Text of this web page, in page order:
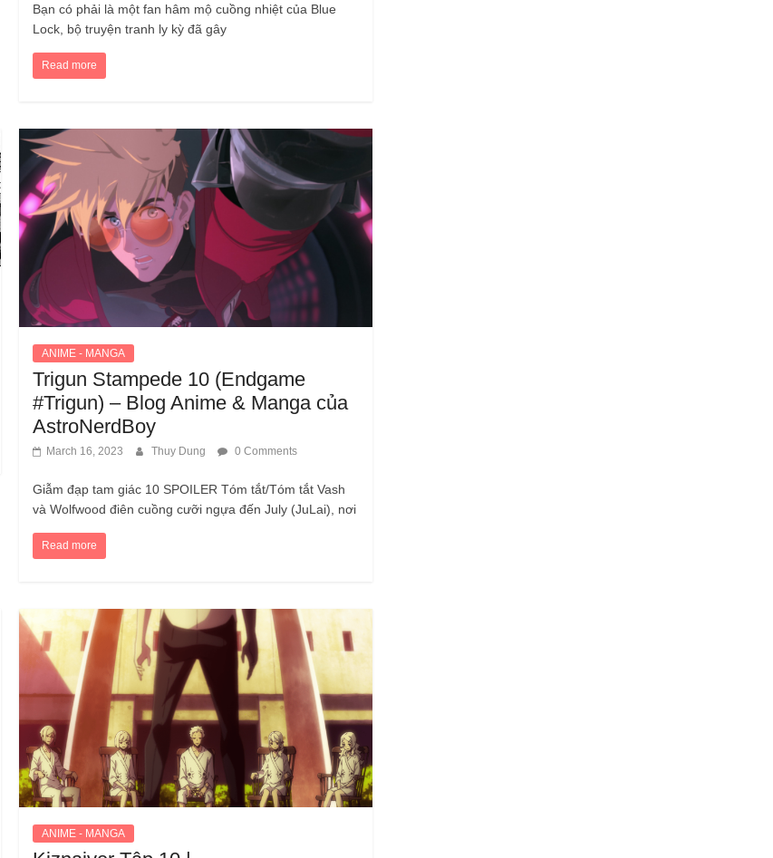
Bạn có phải là một fan hâm mộ cuồng nhiệt của Blue
Lock, bộ truyện tranh ly kỳ đã gây
Read more
ANIME - MANGA
Trigun Stampede 10 (Endgame
#Trigun) – Blog Anime & Manga của
AstroNerdBoy
March 16, 2023 Thuy Dung 0 Comments
Giẫm đạp tam giác 10 SPOILER Tóm tắt/Tóm tắt Vash
và Wolfwood điên cuồng cưỡi ngựa đến July (JuLai), nơi
Read more
ANIME - MANGA